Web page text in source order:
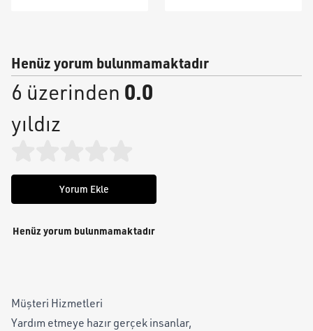
Henüz yorum bulunmamaktadır
6 üzerinden 0.0
yıldız
Yorum Ekle
Henüz yorum bulunmamaktadır
Müşteri Hizmetleri
Yardım etmeye hazır gerçek insanlar,